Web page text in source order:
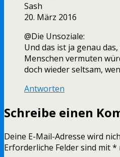
Sash
20. März 2016
@Die Unsoziale:
Und das ist ja genau
Menschen vermuten
doch wieder seltsam,
Antworten
Schreibe einen
Deine E-Mail-Adresse wird
Erforderliche Felder sind mit*